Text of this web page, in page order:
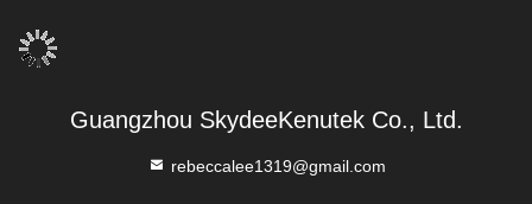
Guangzhou SkydeeKenutek Co., Ltd.
rebeccalee1319@gmail.com